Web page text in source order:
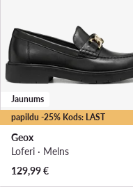
papildu -25% Kods: LAST
Jaunums
Geox
Loferi · Melns
129,99€